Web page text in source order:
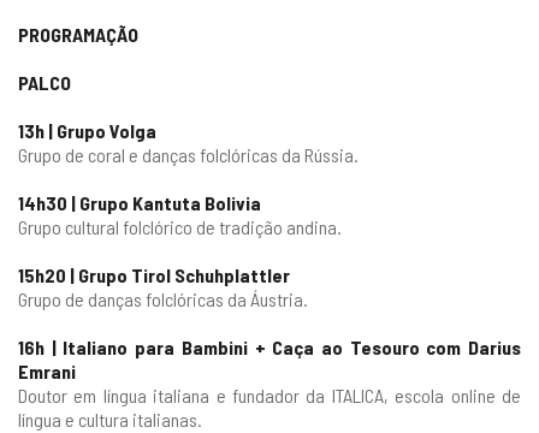
PROGRAMAÇÃO
PALCO
13h | Grupo Volga
Grupo de coral e danças folclóricas da Rússia.
14h30 | Grupo Kantuta Bolivia
Grupo cultural folclórico de tradição andina.
15h20 | Grupo Tirol Schuhplattler
Grupo de danças folclóricas da Áustria.
16h | Italiano para Bambini + Caça ao Tesouro com Darius
Emrani
Doutor em língua italiana e fundador da ITALICA, escola online de
língua e cultura italianas.